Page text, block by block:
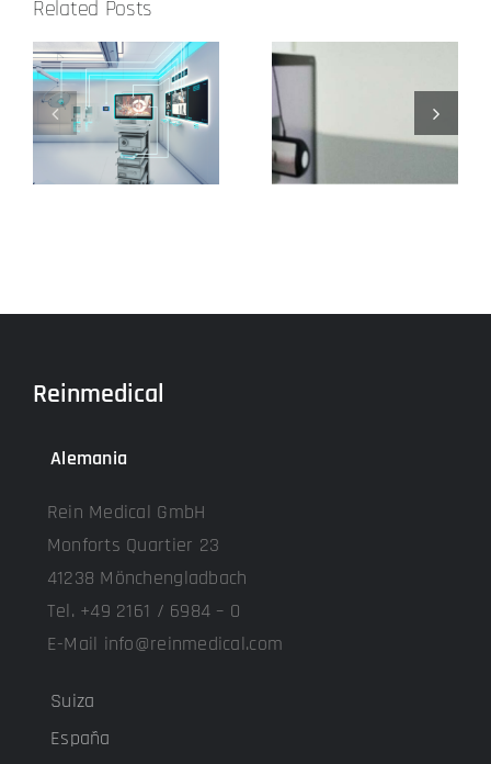
Related Posts
Calibración de
referencia
Nuestros
dispositivos
Reinmedical
Alemania
Rein Medical GmbH
Monforts Quartier 23
41238 Mönchengladbach
Tel. +49 2161 / 6984 – 0
E-Mail info@reinmedical.com
Suiza
España